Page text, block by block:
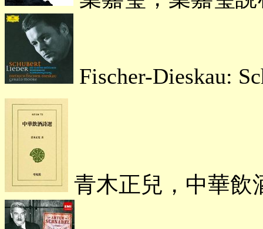
Fischer-Dieskau:
青木正兒，中華飲